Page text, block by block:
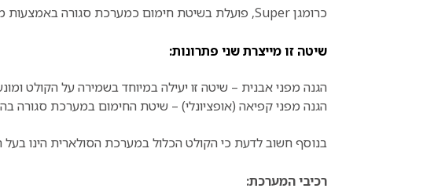
כרומגןSuper, פועלת בשיטת חימום כמערכת סגורה באמצעות
שיטה זו מייצרת שני פתרונות:
הגנה מפני אבנית – שיטה זו יעילה במיוחד בשמירה על הקולט
הגנה מפני קפיאה (אופציונלי) – שיטת החימום במערכת סגורה
בנוסף חשוב לדעת כי הקולט הכלול במערכת הסולארית הינו
רכיבי המערכת: